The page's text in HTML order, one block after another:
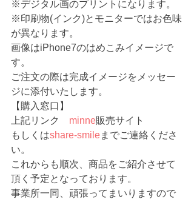
※デジタル画のプリントになります。
※印刷物(インク)とモニターではお色味
が異なります。
画像はiPhone7のはめこみイメージで
す。
ご注文の際は完成イメージをメッセー
ジに添付いたします。
【購入窓口】
上記リンク minne販売サイト
もしくはshare-smileまでご連絡くださ
い。
これからも順次、商品をご紹介させて
頂く予定となっております。
事業所一同、頑張ってまいりますので